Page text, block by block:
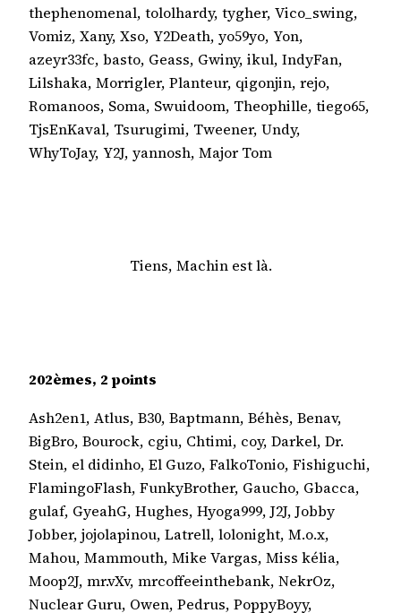
thephenomenal, tololhardy, tygher, Vico_swing,
Vomiz, Xany, Xso, Y2Death, yo59yo, Yon,
azeyr33fc, basto, Geass, Gwiny, ikul, IndyFan,
Lilshaka, Morrigler, Planteur, qigonjin, rejo,
Romanoos, Soma, Swuidoom, Theophille, tiego65,
TjsEnKaval, Tsurugimi, Tweener, Undy,
WhyToJay, Y2J, yannosh, Major Tom
Tiens, Machin est là.
202èmes, 2 points
Ash2en1, Atlus, B30, Baptmann, Béhès, Benav,
BigBro, Bourock, cgiu, Chtimi, coy, Darkel, Dr.
Stein, el didinho, El Guzo, FalkoTonio, Fishiguchi,
FlamingoFlash, FunkyBrother, Gaucho, Gbacca,
gulaf, GyeahG, Hughes, Hyoga999, J2J, Jobby
Jobber, jojolapinou, Latrell, lolonight, M.o.x,
Mahou, Mammouth, Mike Vargas, Miss kélia,
Moop2J, mr.vXv, mrcoffeeinthebank, NekrOz,
Nuclear Guru, Owen, Pedrus, PoppyBoyy,